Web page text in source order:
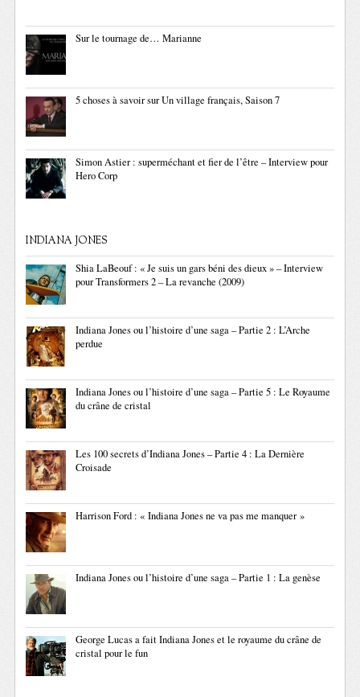
Sur le tournage de… Marianne
5 choses à savoir sur Un village français, Saison 7
Simon Astier : superméchant et fier de l’être – Interview pour
Hero Corp
INDIANA JONES
Shia LaBeouf : « Je suis un gars béni des dieux » – Interview
pour Transformers 2 – La revanche (2009)
Indiana Jones ou l’histoire d’une saga – Partie 2 : L’Arche
perdue
Indiana Jones ou l’histoire d’une saga – Partie 5 : Le Royaume
du crâne de cristal
Les 100 secrets d’Indiana Jones – Partie 4 : La Dernière
Croisade
Harrison Ford : « Indiana Jones ne va pas me manquer »
Indiana Jones ou l’histoire d’une saga – Partie 1 : La genèse
George Lucas a fait Indiana Jones et le royaume du crâne de
cristal pour le fun